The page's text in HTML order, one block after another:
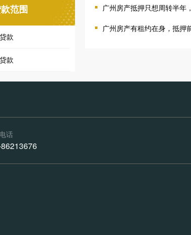
范围
款
款
广州房产抵押只想周转半年
广州房产有租约在身，抵押
话